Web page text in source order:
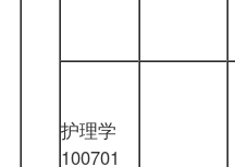
护理学
100701